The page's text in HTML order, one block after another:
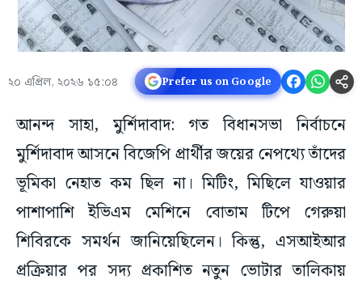
২০ এপ্রিল, ২০২৬ ১৫:০৪ Prefer us on Google
আনন্দ সাহা, মুর্শিদাবাদ: গত বিধানসভা নির্বাচনে
মুর্শিদাবাদ আসনে বিজেপি প্রার্থীর জয়ের নেপথ্যে তাঁদের
ভূমিকা নেহাত কম ছিল না। মিটিং, মিছিলে যাওয়ার
পাশাপাশি ইভিএম মেশিনে বোতাম টিপে গেরুয়া
শিবিরকে সমর্থন জানিয়েছিলেন। কিন্তু, এসআইআর
প্রক্রিয়ার পর সদ্য প্রকাশিত নতুন ভোটার তালিকায়